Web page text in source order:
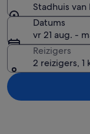
Stadhuis
Datums
vr 21 aug. -
Reizigers
2 reizigers, 1